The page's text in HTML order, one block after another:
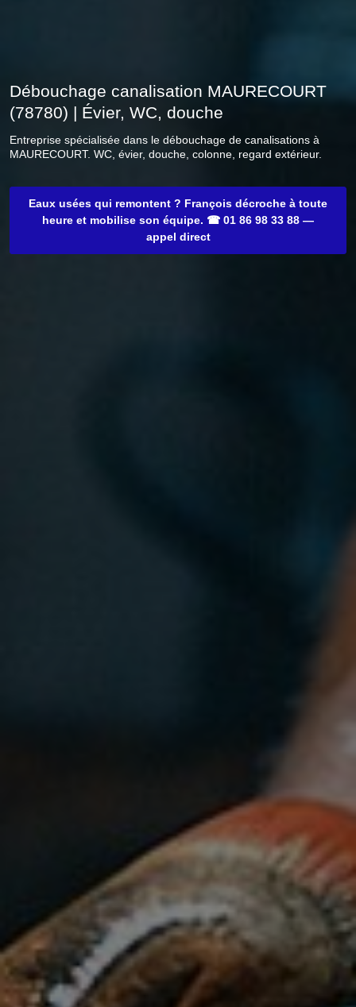
Débouchage canalisation MAURECOURT
(78780) | Évier, WC, douche
Entreprise spécialisée dans le débouchage de canalisations à
MAURECOURT. WC, évier, douche, colonne, regard extérieur.
Eaux usées qui remontent ? François décroche à toute
heure et mobilise son équipe. ☎ 01 86 98 33 88 —
appel direct